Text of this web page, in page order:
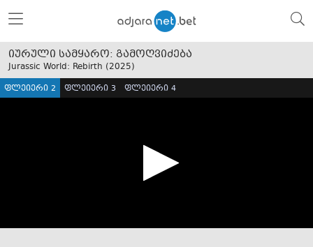
იურული სამყარო: გამოღვიძება
Jurassic World: Rebirth (2025)
ფლეიერი 2 ფლეიერი 3 ფლეიერი 4